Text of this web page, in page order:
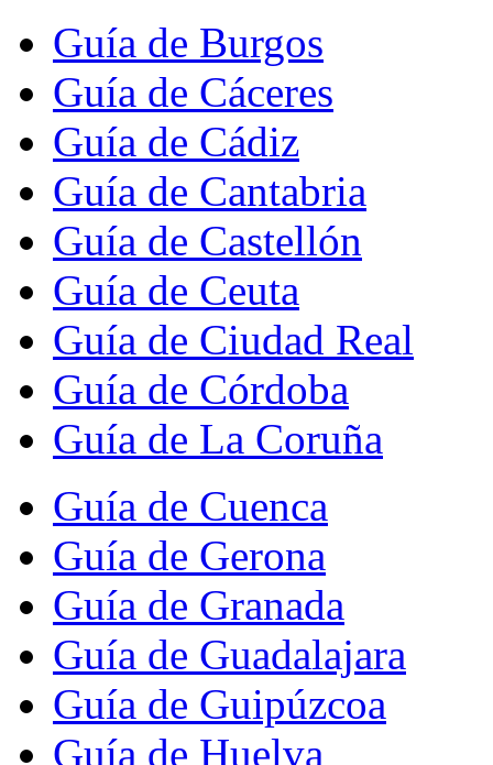
Guía de Burgos
Guía de Cáceres
Guía de Cádiz
Guía de Cantabria
Guía de Castellón
Guía de Ceuta
Guía de Ciudad Real
Guía de Córdoba
Guía de La Coruña
Guía de Cuenca
Guía de Gerona
Guía de Granada
Guía de Guadalajara
Guía de Guipúzcoa
Guía de Huelva